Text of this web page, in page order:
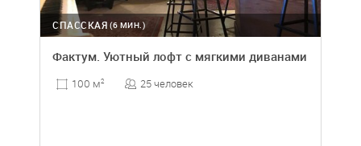
(6 МИН.)
СПАССКАЯ
Фактум. Уютный лофт с мягкими диванами
100 м2 25 человек